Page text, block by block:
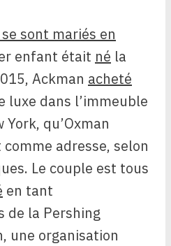
sont mariés en
enfant était né la
Ackman acheté
luxe dans l’immeuble
qu’Oxman
adresse, selon
Le couple est tous
en tant
de la Pershing
une organisation